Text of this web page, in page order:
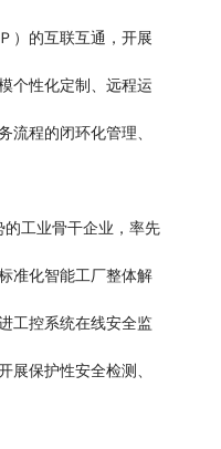
）的互联互通，开展
个性化定制、远程运
流程的闭环化管理、
的工业骨干企业，率先
准化智能工厂整体解
工控系统在线安全监
展保护性安全检测、